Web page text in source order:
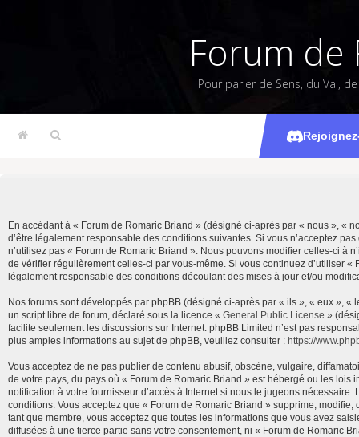
Forum de
Pour parler de Sens, du Val,
En accédant à « Forum de Romaric Briand » (désigné ci-après par « nous », «
d’être légalement responsable des conditions suivantes. Si vous n’acceptez
n’utilisez pas « Forum de Romaric Briand ». Nous pouvons modifier celles-ci à
de vérifier régulièrement celles-ci par vous-même. Si vous continuez d’utiliser
légalement responsable des conditions découlant des mises à jour et/ou
Nos forums sont développés par phpBB (désigné ci-après par « ils », « eux »,
un script libre de forum, déclaré sous la licence « General Public License »
facilite seulement les discussions sur Internet. phpBB Limited n’est pas
plus amples informations au sujet de phpBB, veuillez consulter : https://
Vous acceptez de ne pas publier de contenu abusif, obscène, vulgaire,
de votre pays, du pays où « Forum de Romaric Briand » est hébergé ou les
notification à votre fournisseur d’accès à Internet si nous le jugeons
conditions. Vous acceptez que « Forum de Romaric Briand » supprime,
tant que membre, vous acceptez que toutes les informations que vous avez
diffusées à une tierce partie sans votre consentement, ni « Forum de Romaric